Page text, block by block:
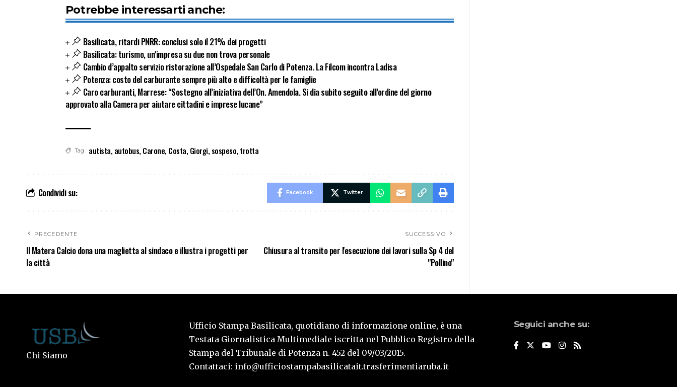
Potrebbe interessarti anche:
Basilicata, ritardi PNRR: conclusi solo il 21% dei progetti
Basilicata: turismo, un’impresa su due non trova personale
Cambio d’appalto servizio ristorazione all’Ospedale San Carlo di Potenza. La Filcom incontra Ladisa
Potenza: costo del carburante sempre più alto e difficoltà per le famiglie
Caro carburanti, Marrese: “Sostegno all’iniziativa dell’On. Amendola. Si dia subito seguito all’ordine del giorno
approvato alla Camera per aiutare cittadini e imprese lucane”
Tag autista, autobus, Carone, Costa, Giorgi, sospeso, trotta
Condividi su: Facebook Twitter
PRECEDENTE
Il Matera Calcio dona una maglietta al sindaco e illustra i progetti per
la città
SUCCESSIVO
Chiusura al transito per l'esecuzione dei lavori sulla Sp 4 del
"Pollino"
Chi Siamo
Ufficio Stampa Basilicata, quotidiano di informazione online, è una
Testata Giornalistica Multimediale iscritta nel Pubblico Registro della
Stampa del Tribunale di Potenza n. 452 del 09/03/2015.
Contattaci: info@ufficiostampabasilicatait.trasferimentiaruba.it
Seguici anche su: